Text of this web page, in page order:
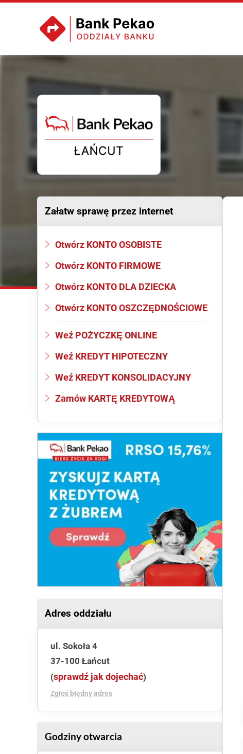
Załatw sprawę przez internet
Otwórz KONTO OSOBISTE
Otwórz KONTO FIRMOWE
Otwórz KONTO DLA DZIECKA
Otwórz KONTO OSZCZĘDNOŚCIOWE
Weź POŻYCZKĘ ONLINE
Weź KREDYT HIPOTECZNY
Weź KREDYT KONSOLIDACYJNY
Zamów KARTĘ KREDYTOWĄ
Adres oddziału
ul. Sokoła 4
37-100 Łańcut
(sprawdź jak dojechać)
Zgłoś błędny adres
Godziny otwarcia